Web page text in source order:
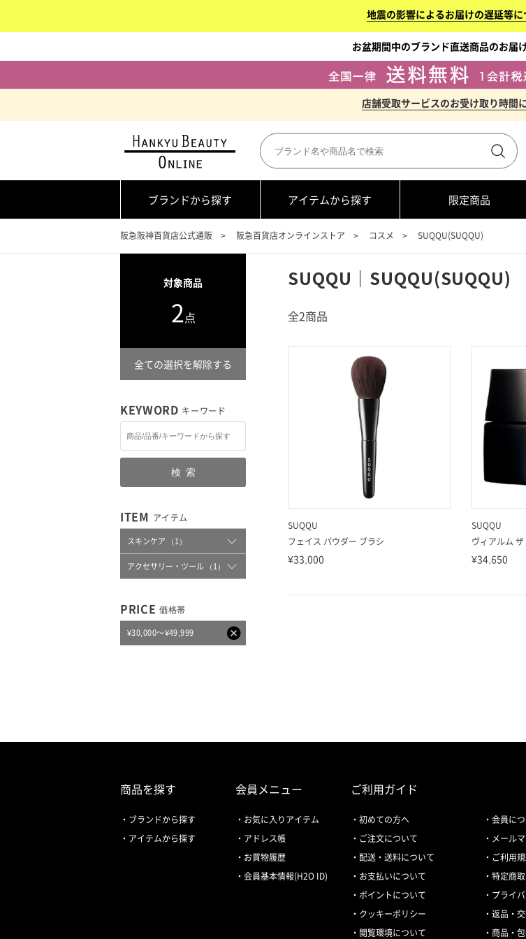
地震の影響によるお届けの遅延等
お盆期間中のブランド直送商品のお
店舗受取サービスのお受け取り時
ブランドから探す アイテムから探す 限定商品
阪急阪神百貨店公式通販 阪急百貨店オンラインストア コスメ SUQQU(SUQQU)
SUQQU｜SUQQU(SUQQU)
全2商品
SUQQU
フェイス パウダー ブラシ
¥33,000
SUQQU
ヴィアルム
¥34,650
対象商品
2点
全ての選択を解除する
KEYWORD キーワード
検索
ITEM アイテム
スキンケア （1）
アクセサリー・ツール （1）
PRICE 価格帯
¥30,000～¥49,999
商品を探す
ブランドから探す
アイテムから探す
会員メニュー
お気に入りアイテム
アドレス帳
お買物履歴
会員基本情報(H2O ID)
ご利用ガイド
初めての方へ
会員に
ご注文について
メール
配送・送料について
ご利用
お支払いについて
特定商
ポイントについて
プライ
クッキーポリシー
返品・
閲覧環境について
商品・